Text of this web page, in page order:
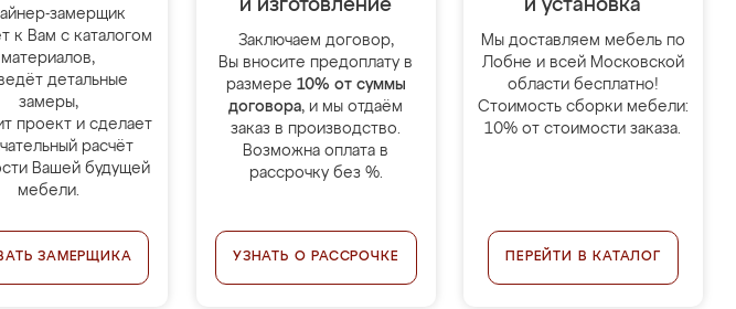
замерщик
к Вам с каталогом
материалов,
детальные
замеры,
проект и сделает
расчёт
Вашей будущей
мебели.
ЗАМЕРЩИКА
и изготовление
Заключаем договор,
Вы вносите предоплату в
размере 10% от суммы
договора, и мы отдаём
заказ в производство.
Возможна оплата в
рассрочку без %.
УЗНАТЬ О РАССРОЧКЕ
и установка
Мы доставляем мебель по
Лобне и всей Московской
области бесплатно!
Стоимость сборки мебели:
10% от стоимости заказа.
ПЕРЕЙТИ В КАТАЛОГ